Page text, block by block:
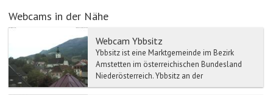
Webcams in der Nähe
Webcam Ybbsitz
Ybbsitz ist eine Marktgemeinde im Bezirk
Amstetten im österreichischen Bundesland
Niederösterreich. Ybbsitz an der
Niederösterreichischen Eisenstr...